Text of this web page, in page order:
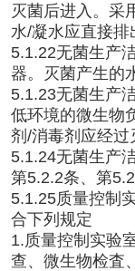
灭菌后进入。采
水/凝水应直接排
5.1.22无菌生产
器。灭菌产生的
5.1.23无菌生产
低环境的微生物
剂/消毒剂应经过
5.1.24无菌生产
第5.2.2条、第
5.1.25质量控制
合下列规定
1.质量控制实验
查、微生物检査